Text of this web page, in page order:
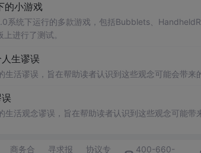
的小游戏
系统下运行的多款游戏，包括Bubblets、
进行了测试。
生谬误
活谬误，旨在帮助读者认识到这些观念可能会带来
活观念谬误，旨在帮助读者认识到这些观念可能带
商务合 寻求报 协议专 400-660-